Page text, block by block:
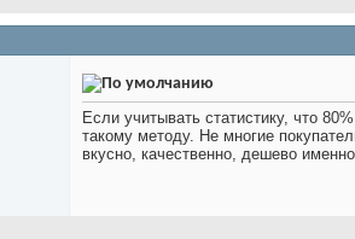
Если учитывать статистику, что
такому методу. Не многие
вкусно, качественно, дешево